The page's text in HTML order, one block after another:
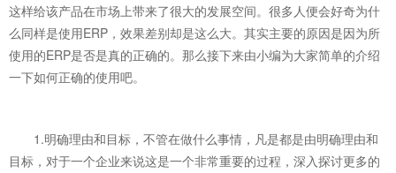
这样给该产品在市场上带来了很大的发展空间。很多人便会好奇为什
么同样是使用ERP，效果差别却是这么大。其实主要的原因是因为所
使用的ERP是否是真的正确的。那么接下来由小编为大家简单的介绍
一下如何正确的使用吧。
1.明确理由和目标，不管在做什么事情，凡是都是由明确理由和
目标，对于一个企业来说这是一个非常重要的过程，深入探讨更多的